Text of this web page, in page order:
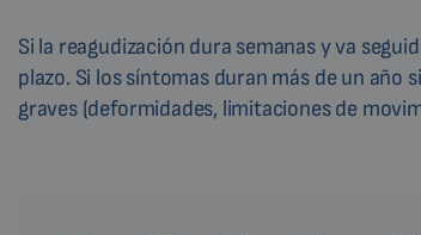
Si la reagudización dura semanas y va
plazo. Si los síntomas duran más de un
graves (deformidades, limitaciones de